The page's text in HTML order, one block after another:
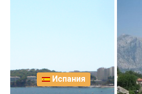
Испания